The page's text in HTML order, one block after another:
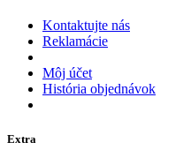
Kontaktujte nás
Reklamácie
Môj účet
História objednávok
Extra